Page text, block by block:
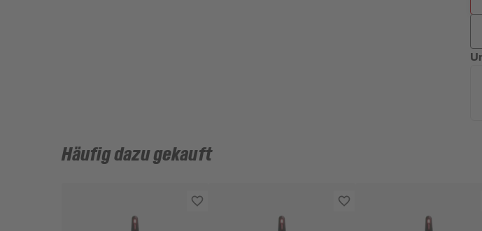
Häufig dazu gekauft